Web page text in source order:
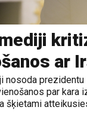
ar
nosoda prezidentu
par kara
šķietami